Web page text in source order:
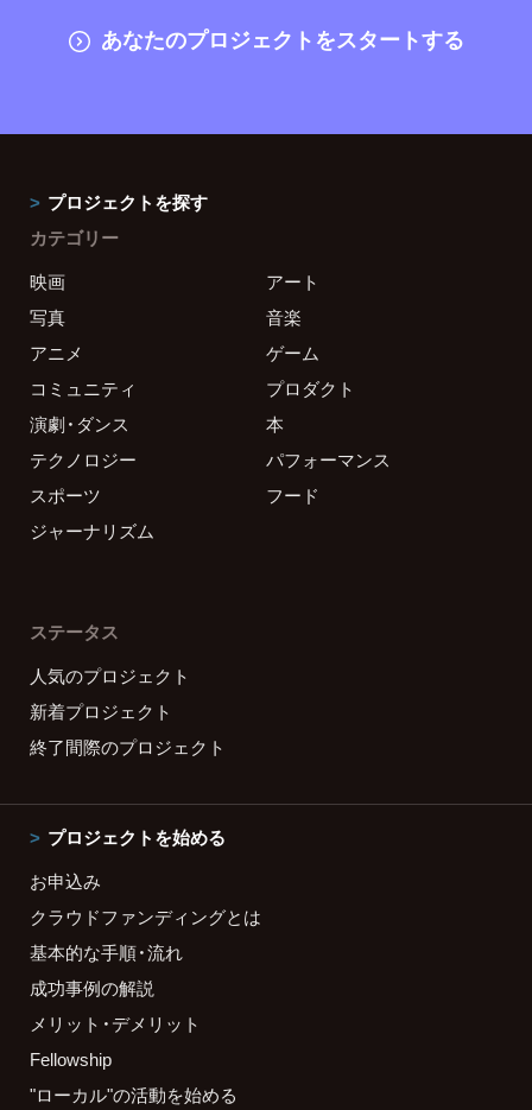
あなたのプロジェクトをスタートする
プロジェクトを探す
カテゴリー
映画
アート
写真
音楽
アニメ
ゲーム
コミュニティ
プロダクト
演劇・ダンス
本
テクノロジー
パフォーマンス
スポーツ
フード
ジャーナリズム
ステータス
人気のプロジェクト
新着プロジェクト
終了間際のプロジェクト
プロジェクトを始める
お申込み
クラウドファンディングとは
基本的な手順・流れ
成功事例の解説
メリット・デメリット
Fellowship
"ローカル"の活動を始める